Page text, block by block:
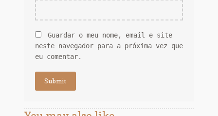
Guardar o meu nome, email e site
neste navegador para a próxima vez que
eu comentar.